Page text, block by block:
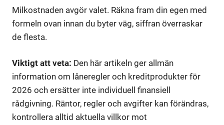
Milkostnaden avgör valet. Räkna fram din egen med
formeln ovan innan du byter väg, siffran överraskar
de flesta.
Viktigt att veta: Den här artikeln ger allmän
information om låneregler och kreditprodukter för
2026 och ersätter inte individuell finansiell
rådgivning. Räntor, regler och avgifter kan förändras,
kontrollera alltid aktuella villkor mot